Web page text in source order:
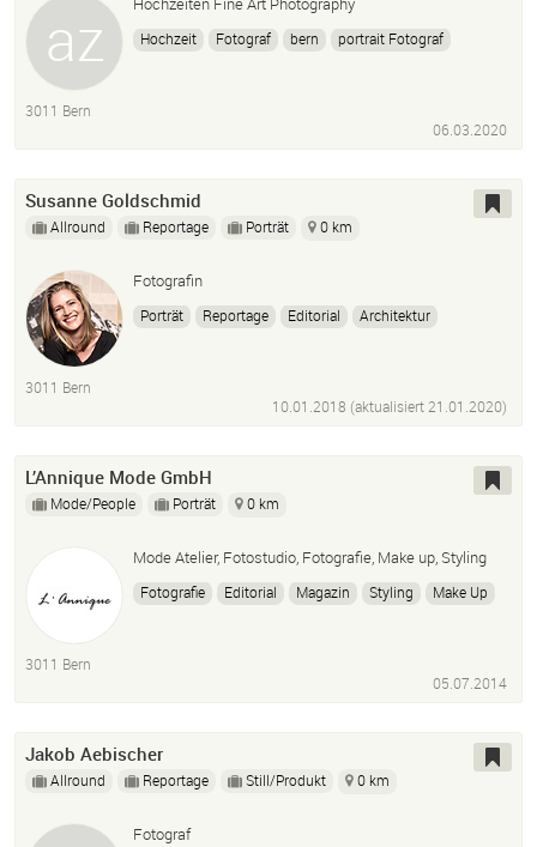
Hochzeit Fotograf bern
portrait Fotograf
3011 Bern
06.03.2020
Susanne Goldschmid
Allround Reportage Porträt 0 km
Fotografin
Porträt Reportage Editorial
Architektur
3011 Bern
10.01.2018 (aktualisiert21.01.2020)
L’Annique Mode GmbH
Mode/People Porträt 0 km
Mode Atelier, Fotostudio, Fotografie, Make up, Styling
Fotografie Editorial Magazin Styling
Make Up
3011 Bern
05.07.2014
Jakob Aebischer
Allround Reportage Still/Produkt 0 km
Fotograf